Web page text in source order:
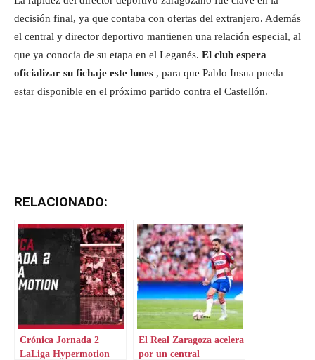
decisión final, ya que contaba con ofertas del extranjero. Además
el central y director deportivo mantienen una relación especial, al
que ya conocía de su etapa en el Leganés. El club espera
oficializar su fichaje este lunes , para que Pablo Insua pueda
estar disponible en el próximo partido contra el Castellón.
RELACIONADO:
Crónica Jornada 2
LaLiga Hypermotion
El Real Zaragoza acelera
por un central